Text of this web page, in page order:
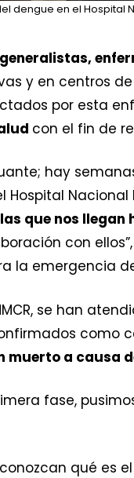
en el Hospital
y en centros
por esta
con el fin de
hay
Nacional
que nos llegan
con
la emergencia
se han
como
muerto a causa
fase,
qué es